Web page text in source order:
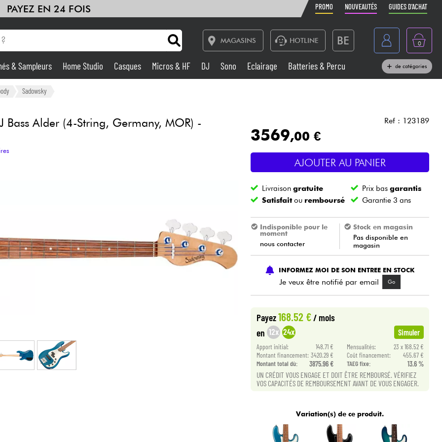
PAYEZ EN 24 FOIS PROMO NOUVEAUTÉS GUIDES D'ACHAT
MAGASINS HOTLINE BE
België
Nederland
0
Amplis & Effets
Home Studio
Sono
Vents
Câbles & Access.
Voir nos marques
& Sampleurs Home Studio Casques Micros & HF DJ Sono Eclairage Batteries & Percu de catégories
Sadowsky
Alder (4-String, Germany, MOR) - Ref : 123189
3569,00 €
AJOUTER AU PANIER
Livraisongratuite Prix bas garantis
Satisfaitou remboursé Garantie 3 ans
Indisponible pour le
moment
nous contacter
Stock en magasin
Pas disponible en
magasin
INFORMEZ MOI DE SON ENTREE EN STOCK
Je veux être notifié par email Go
Payez168.52 €/ mois
en 12x 24x Simuler
Apport initial: 148.71 € Mensualités:
23 x 168.52 €
Montant financement: 3420.29 € Coût financement:
455.67 €
Montant total dù:
3875.96 € TAEG fixe: 13.6 %
UN CRÉDIT VOUS ENGAGE ET DOIT ÊTRE REMBOURSÉ. VÉRIFIEZ
VOS CAPACITÉS DE REMBOURSEMENT AVANT DE VOUS ENGAGER.
Variation(s) de ce produit.